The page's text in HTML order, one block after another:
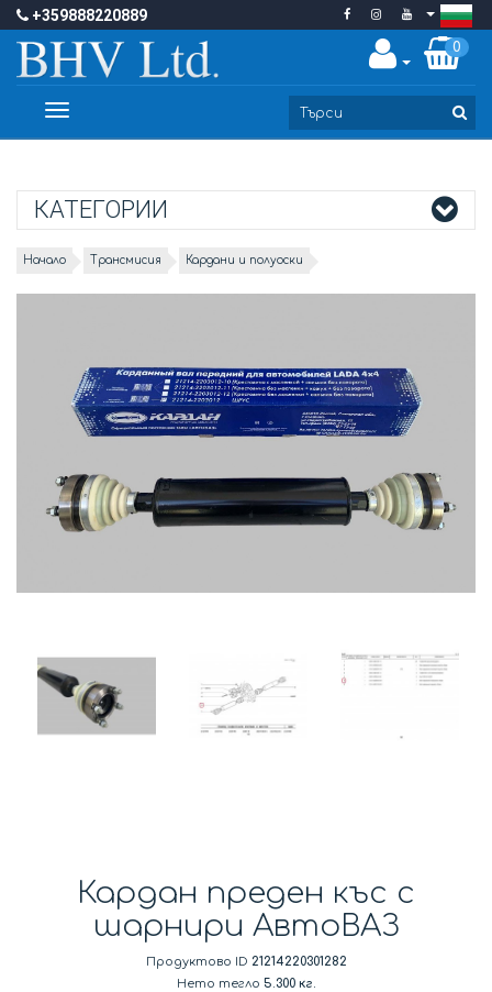
+359888220889
0
Toggle
КАТЕГОРИИ
Начало Трансмисия Кардани и полуоски
Кардан преден къс с
шарнири АвтоВАЗ
Продуктово ID 21214220301282
Нето тегло 5.300 кг.